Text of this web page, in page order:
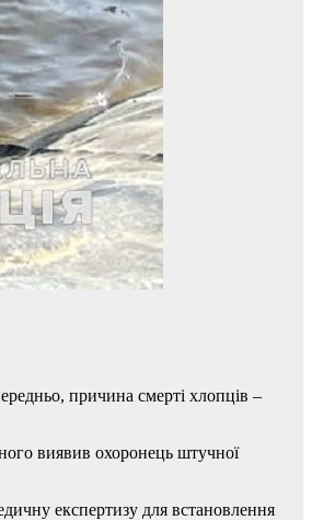
причина смерті хлопців –
виявив охоронець штучної
експертизу для встановлення